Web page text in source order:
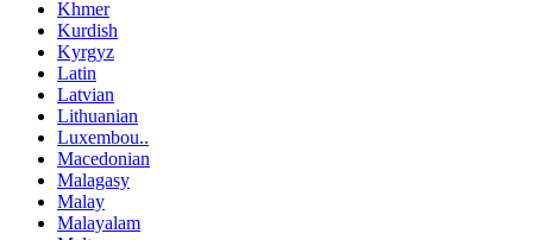
Khmer
Kurdish
Kyrgyz
Latin
Latvian
Lithuanian
Luxembou..
Macedonian
Malagasy
Malay
Malayalam